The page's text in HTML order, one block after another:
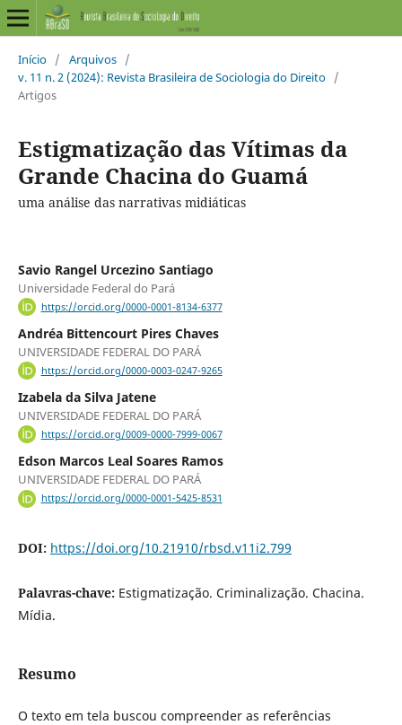
Início / Arquivos /
v. 11 n. 2 (2024): Revista Brasileira de Sociologia do Direito /
Artigos
Estigmatização das Vítimas da
Grande Chacina do Guamá
uma análise das narrativas midiáticas
Savio Rangel Urcezino Santiago
Universidade Federal do Pará
https://orcid.org/0000-0001-8134-6377
Andréa Bittencourt Pires Chaves
UNIVERSIDADE FEDERAL DO PARÁ
https://orcid.org/0000-0003-0247-9265
Izabela da Silva Jatene
UNIVERSIDADE FEDERAL DO PARÁ
https://orcid.org/0009-0000-7999-0067
Edson Marcos Leal Soares Ramos
UNIVERSIDADE FEDERAL DO PARÁ
https://orcid.org/0000-0001-5425-8531
DOI: https://doi.org/10.21910/rbsd.v11i2.799
Palavras-chave: Estigmatização. Criminalização. Chacina.
Mídia.
Resumo
O texto em tela buscou compreender as referências